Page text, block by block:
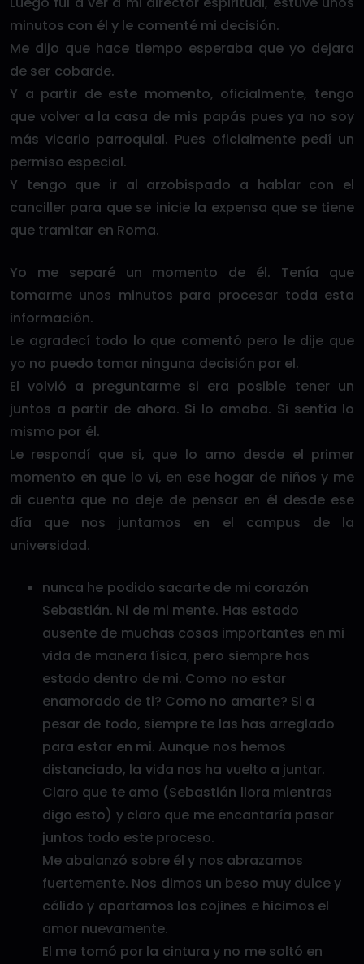
minutos con él y le comenté mi decisión.
Me dijo que hace tiempo esperaba que yo dejara
de ser cobarde.
Y a partir de este momento, oficialmente, tengo
que volver a la casa de mis papás pues ya no soy
más vicario parroquial. Pues oficialmente pedí un
permiso especial.
Y tengo que ir al arzobispado a hablar con el
canciller para que se inicie la expensa que se tiene
que tramitar en Roma.
Yo me separé un momento de él. Tenía que
tomarme unos minutos para procesar toda esta
información.
Le agradecí todo lo que comentó pero le dije que
yo no puedo tomar ninguna decisión por el.
El volvió a preguntarme si era posible tener un
juntos a partir de ahora. Si lo amaba. Si sentía lo
mismo por él.
Le respondí que si, que lo amo desde el primer
momento en que lo vi, en ese hogar de niños y me
di cuenta que no deje de pensar en él desde ese
día que nos juntamos en el campus de la
universidad.
nunca he podido sacarte de mi corazón
Sebastián. Ni de mi mente. Has estado
ausente de muchas cosas importantes en mi
vida de manera física, pero siempre has
estado dentro de mi. Como no estar
enamorado de ti? Como no amarte? Si a
pesar de todo, siempre te las has arreglado
para estar en mi. Aunque nos hemos
distanciado, la vida nos ha vuelto a juntar.
Claro que te amo (Sebastián llora mientras
digo esto) y claro que me encantaría pasar
juntos todo este proceso.
Me abalanzó sobre él y nos abrazamos
fuertemente. Nos dimos un beso muy dulce y
cálido y apartamos los cojines e hicimos el
amor nuevamente.
El me tomó por la cintura y no me soltó en